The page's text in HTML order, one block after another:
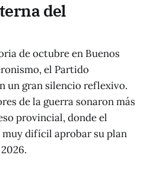
del
de octubre en Buenos
el Partido
un gran silencio reflexivo.
de la guerra sonaron más
provincial, donde el
difícil aprobar su plan